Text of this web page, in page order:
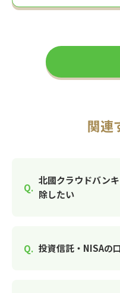
関連
北國クラウドバン
除したい
投資信託・NISAの